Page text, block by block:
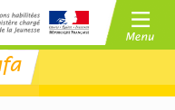
BAFA